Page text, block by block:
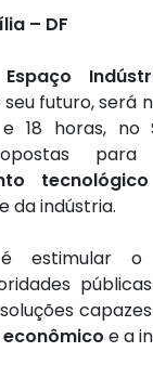
– DF
Espaço
futuro, será
18 horas, no
para
tecnológico
da indústria.
estimular o
e a